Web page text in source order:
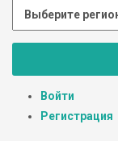
Войти
Регистрация